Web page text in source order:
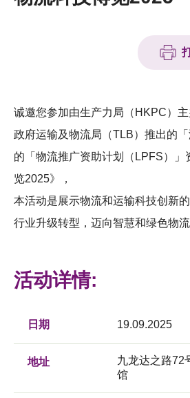
科技分享
会籍
诚邀您参加由生产力局（HKPC）
政府运输及物流局（TLB）推出的
的「物流推广资助计划（LPFS）」
览2025》，
本活动是展示物流和运输科技创新
行业升级转型，迈向智慧和绿色物流
活动详情:
日期 19.09.2025
地址
九龙达之路72
馆